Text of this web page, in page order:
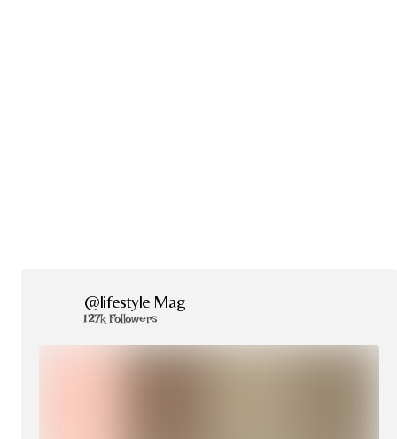
@lifestyle Mag
127k Followers